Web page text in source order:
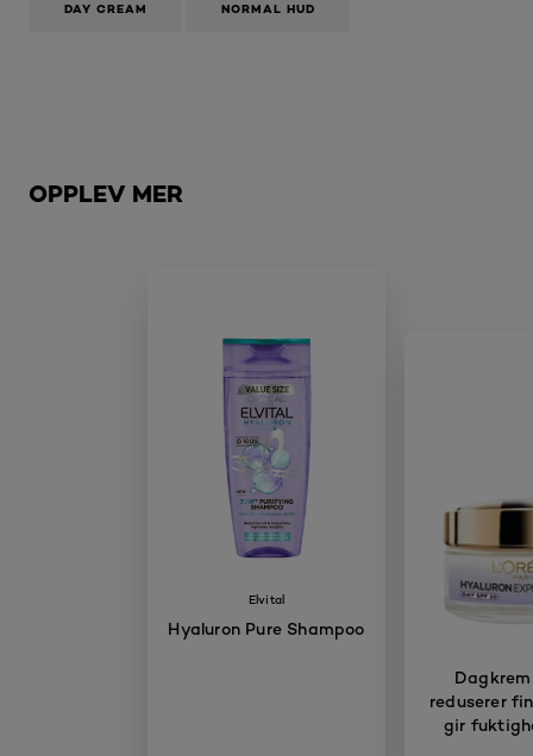
DAY CREAM NORMAL HUD
OPPLEV MER
Elvital
Hyaluron Pure Shampoo
Dagkrem
reduserer
gir